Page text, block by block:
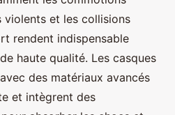
violents et les collisions
rendent indispensable
haute qualité. Les casques
des matériaux avancés
et intègrent des